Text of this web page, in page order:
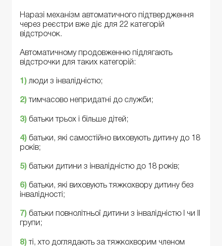
Наразі механізм автоматичного підтвердження
через реєстри вже діє для 22 категорій
відстрочок.
Автоматичному продовженню підлягають
відстрочки для таких категорій:
1) люди з інвалідністю;
2) тимчасово непридатні до служби;
3) батьки трьох і більше дітей;
4) батьки, які самостійно виховують дитину до 18
років;
5) батьки дитини з інвалідністю до 18 років;
6) батьки, які виховують тяжкохвору дитину без
інвалідності;
7) батьки повнолітньої дитини з інвалідністю I чи II
групи;
8) ті, хто доглядають за тяжкохворим членом